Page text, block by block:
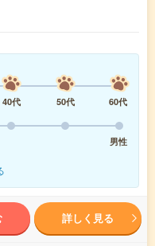
40代 50代
60代
男性
詳しく見る